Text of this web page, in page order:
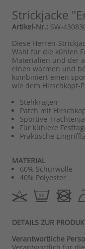
Strickjacke
Artikel-Nr.: SW-
Diese Herren-
Wahl für die kühlen
Materialien und der
einen warmen und
kombiniert einen
wie dem Hirschkopf-
Stehkragen
Patch mit
Sportive
Für kühlere
Praktische
MATERIAL
60% Schurwolle
40% Polyester
DETAILS ZUR
Verantwortliche